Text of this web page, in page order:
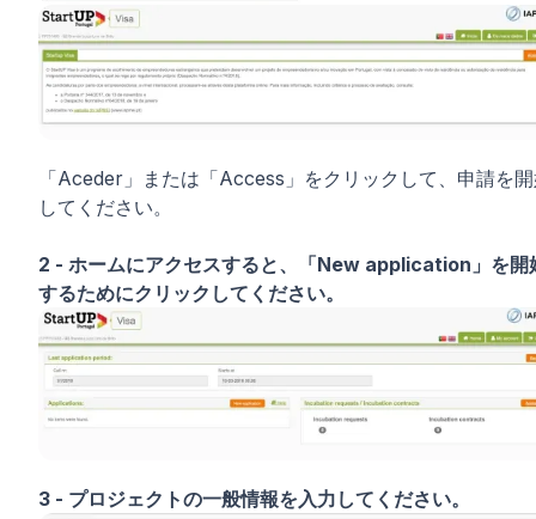
「Aceder」または「Access」をクリックして、申請を
してください。
2 - ホームにアクセスすると、「New application」を開
するためにクリックしてください。
3 - プロジェクトの一般情報を入力してください。